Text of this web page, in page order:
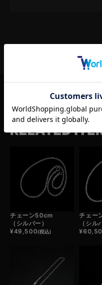
RELATED
チェーン50cm
（シルバー）
¥49,500(税込)
チェー
（シル
¥